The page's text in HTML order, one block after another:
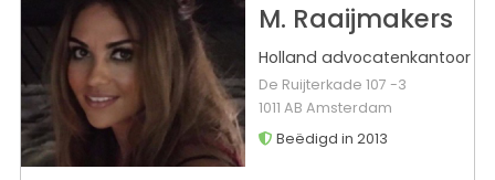
M. Raaijmakers
Holland advocatenkantoor
De Ruijterkade 107 -3
1011 AB Amsterdam
Beëdigd in 2013